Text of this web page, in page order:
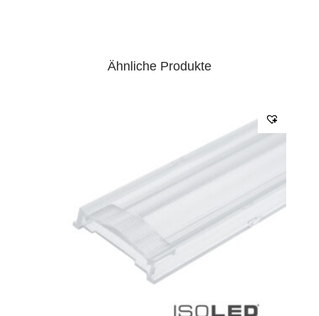
Ähnliche Produkte